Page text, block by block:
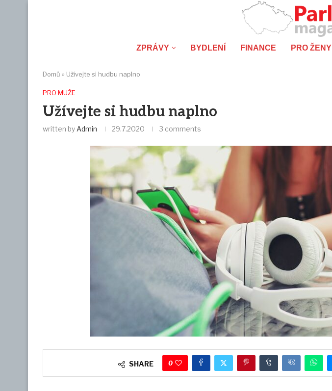
ZPRÁVY BYDLENÍ FINANCE PRO ŽENY
Domů » Užívejte si hudbu naplno
PRO MUŽE
Užívejte si hudbu naplno
written by Admin 29.7.2020 3 comments
SHARE 0